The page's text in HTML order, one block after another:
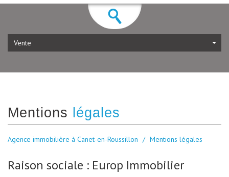
Vente
mentions légales
Agence immobilière à Canet-en-Roussillon Mentions légales
Raison sociale : Europ Immobilier